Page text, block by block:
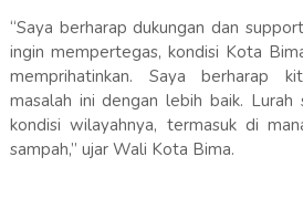
“Saya berharap dukungan dan
ingin mempertegas, kondisi Kota
memprihatinkan. Saya berharap
masalah ini dengan lebih baik. Lurah
kondisi wilayahnya, termasuk di
sampah,” ujar Wali Kota Bima.